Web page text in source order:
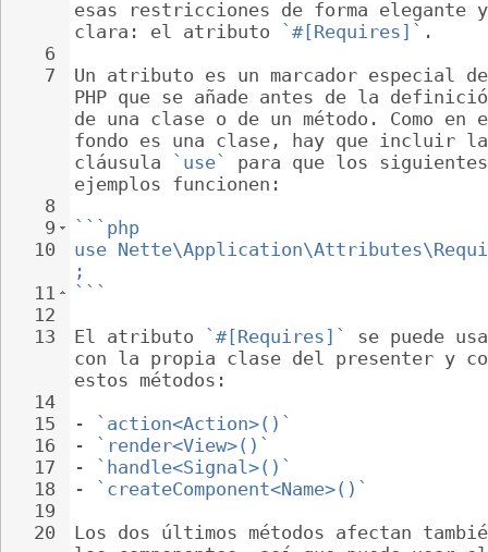
6
7
8
9
10
11
12
13
14
15
16
17
18
19
20
esas restricciones de forma elegante
clara: el atributo
`#[Requires]` .
Un atributo es un marcador especial
PHP que se añade antes de la
de una clase o de un método. Como
fondo es una clase, hay que incluir
cláusula
`use`
para que los
ejemplos funcionen:
```php
use
;
```
El atributo
`#[Requires]`
se puede
con la propia clase del presenter y
estos métodos:
-
`action<Action>()`
-
`render<View>()`
-
`handle<Signal>()`
-
`createComponent<Name>()`
Los dos últimos métodos afectan